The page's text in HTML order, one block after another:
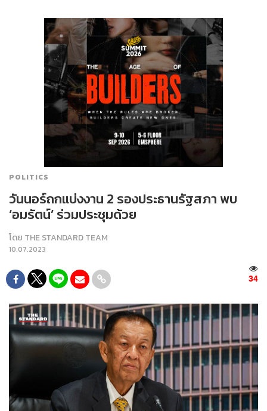
POLITICS
วันนอร์ถกแบ่งงาน 2 รองประธานรัฐสภา พบ
‘อมรัตน์’ ร่วมประชุมด้วย
โดย THE STANDARD TEAM
10.07.2023
34